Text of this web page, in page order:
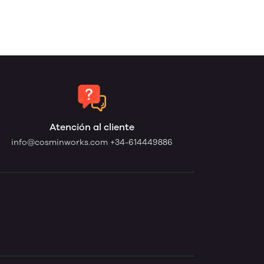
Atención al cliente
info@cosminworks.com +34-614449886